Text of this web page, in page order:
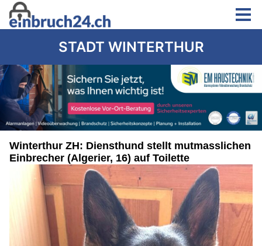
STADT WINTERTHUR
Winterthur ZH: Diensthund stellt mutmasslichen
Einbrecher (Algerier, 16) auf Toilette